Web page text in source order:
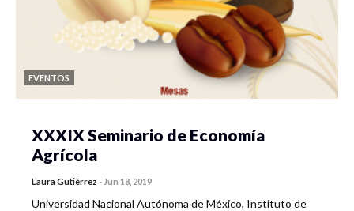
EVENTOS
XXXIX Seminario de Economía
Agrícola
Laura Gutiérrez - Jun 18, 2019
Universidad Nacional Autónoma de México, Instituto de